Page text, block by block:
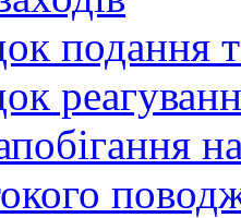
подання